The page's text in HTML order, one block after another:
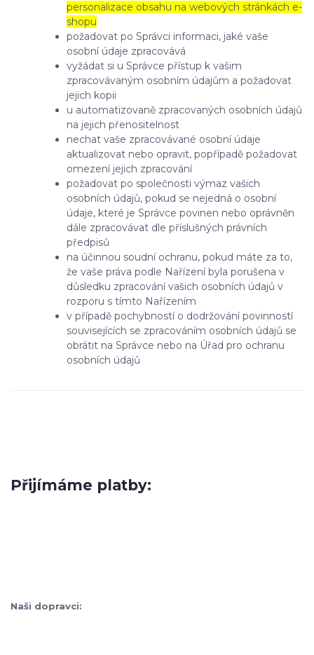
Přijímáme platby:
Naši dopravci:
personalizace obsahu na webových stránkách e-
shopu
požadovat po Správci informaci, jaké vaše
osobní údaje zpracovává
vyžádat si u Správce přístup k vašim
zpracovávaným osobním údajům a požadovat
jejich kopii
u automatizovaně zpracovaných osobních údajů
na jejich přenositelnost
nechat vaše zpracovávané osobní údaje
aktualizovat nebo opravit, popřípadě požadovat
omezení jejich zpracování
požadovat po společnosti výmaz vašich
osobních údajů, pokud se nejedná o osobní
údaje, které je Správce povinen nebo oprávněn
dále zpracovávat dle příslušných právních
předpisů
na účinnou soudní ochranu, pokud máte za to,
že vaše práva podle Nařízení byla porušena v
důsledku zpracování vašich osobních údajů v
rozporu s tímto Nařízením
v případě pochybností o dodržování povinností
souvisejících se zpracováním osobních údajů se
obrátit na Správce nebo na Úřad pro ochranu
osobních údajů